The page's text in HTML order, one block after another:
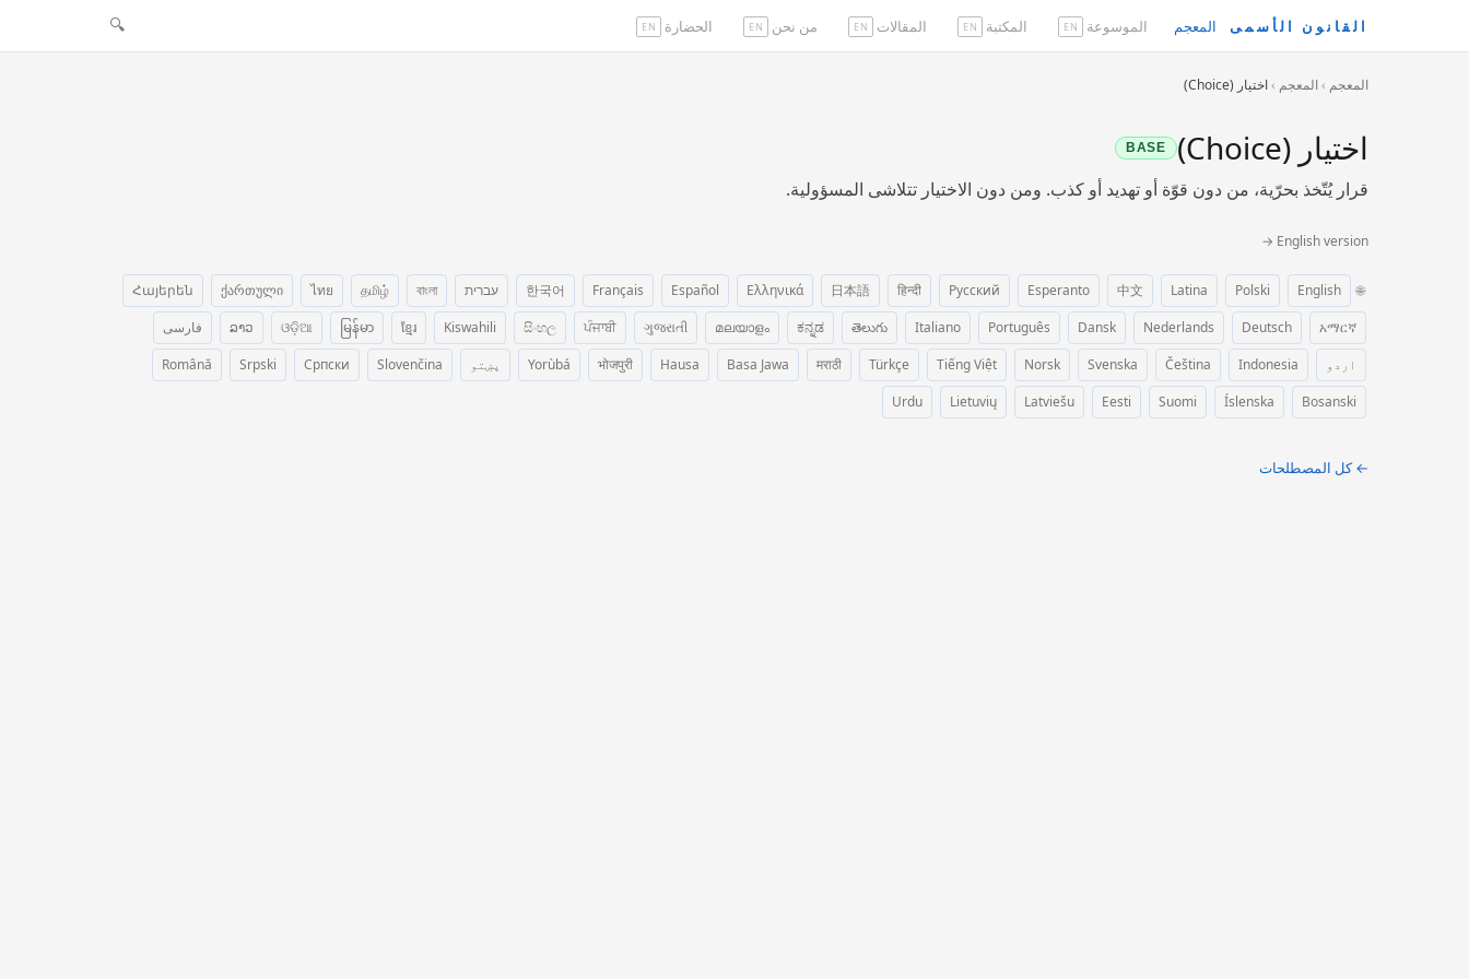
القانون الأسمى المعجم الموسوعة EN المكتبة EN المقالات EN من نحن EN الحضارة EN
🔍
المعجم ›المعجم ›اختيار (Choice)
اختيار (Choice) BASE
قرار يُتّخذ بحرّية، من دون قوّة أو تهديد أو كذب. ومن دون الاختيار تتلاشى المسؤولية.
English version →
🌐
English
Polski
Latina
中文
Esperanto
Русский
हिन्दी
日本語
Ελληνικά
Español
Français
한국어 עברית বাংলা
தமிழ்
ไทย
ქართული
Հայերեն
አማርኛ
Deutsch
Nederlands
Dansk
Português
Italiano
తెలుగు
ಕನ್ನಡ
മലയാളം
ગુજરાતી
ਪੰਜਾਬੀ
සිංහල
Kiswahili
ខ្មែរ
မြန်မာ
ଓଡ଼ିଆ
ລາວ
فارسی
اردو
Indonesia
Čeština
Svenska
Norsk
Tiếng Việt
Türkçe
मराठी
Basa Jawa
Hausa
भोजपुरी
Yorùbá پښتو Slovenčina
Српски
Srpski
Română
Bosanski
Íslenska
Suomi
Eesti
Latviešu
Lietuvių
Urdu
← كل المصطلحات